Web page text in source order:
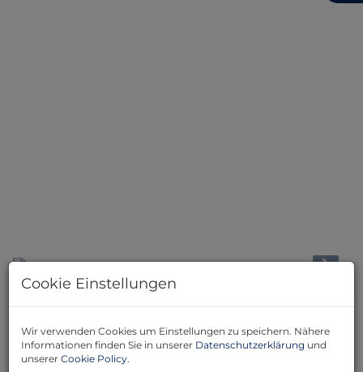
Beschreibung
Entdecken Sie Ihr neues Zuhause in Velm-Götzendorf,
Niederösterreich – ein charmantes Landhaus, der Raum
Cookie Einstellungen
Wir verwenden Cookies um Einstellungen zu speichern. Nähere
Informationen finden Sie in unserer Datenschutzerklärung und
unserer Cookie Policy.